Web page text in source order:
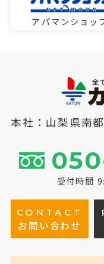
アパマンショッ
本社：山梨県南
受付時間
CONTACT
お問い合わせ